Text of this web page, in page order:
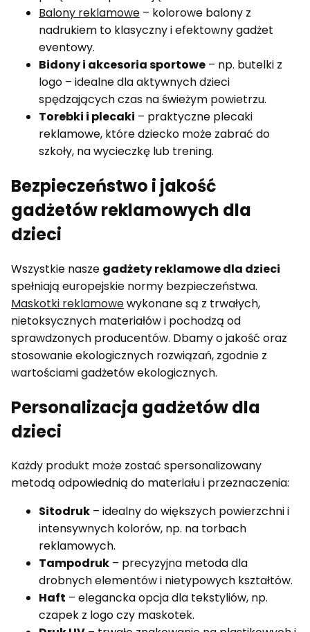
Balony reklamowe – kolorowe balony z
nadrukiem to klasyczny i efektowny gadżet
eventowy.
Bidony i akcesoria sportowe – np. butelki z
logo – idealne dla aktywnych dzieci
spędzających czas na świeżym powietrzu.
Torebki i plecaki – praktyczne plecaki
reklamowe, które dziecko może zabrać do
szkoły, na wycieczkę lub trening.
Bezpieczeństwo i jakość
gadżetów reklamowych dla
dzieci
Wszystkie nasze gadżety reklamowe dla dzieci
spełniają europejskie normy bezpieczeństwa.
Maskotki reklamowewykonane są z trwałych,
nietoksycznych materiałów i pochodzą od
sprawdzonych producentów. Dbamy o jakość oraz
stosowanie ekologicznych rozwiązań, zgodnie z
wartościami gadżetów ekologicznych.
Personalizacja gadżetów dla
dzieci
Każdy produkt może zostać spersonalizowany
metodą odpowiednią do materiału i przeznaczenia:
Sitodruk – idealny do większych powierzchni i
intensywnych kolorów, np. na torbach
reklamowych.
Tampodruk – precyzyjna metoda dla
drobnych elementów i nietypowych kształtów.
Haft – elegancka opcja dla tekstyliów, np.
czapek z logo czy maskotek.